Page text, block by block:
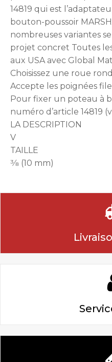
14819 qui est
bouton-poussoir
nombreuses variantes
projet concret Toutes
aux USA avec Global
Choisissez une roue
Accepte les poignées
Pour fixer un poteau à
numéro d’article 14819
LA DESCRIPTION
V
TAILLE
3⁄8 (10 mm)